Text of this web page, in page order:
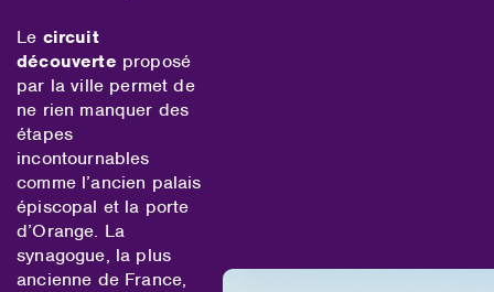
Le circuit
découverte proposé
par la ville permet de
ne rien manquer des
étapes
incontournables
comme l’ancien palais
épiscopal et la porte
d’Orange. La
synagogue, la plus
ancienne de France,